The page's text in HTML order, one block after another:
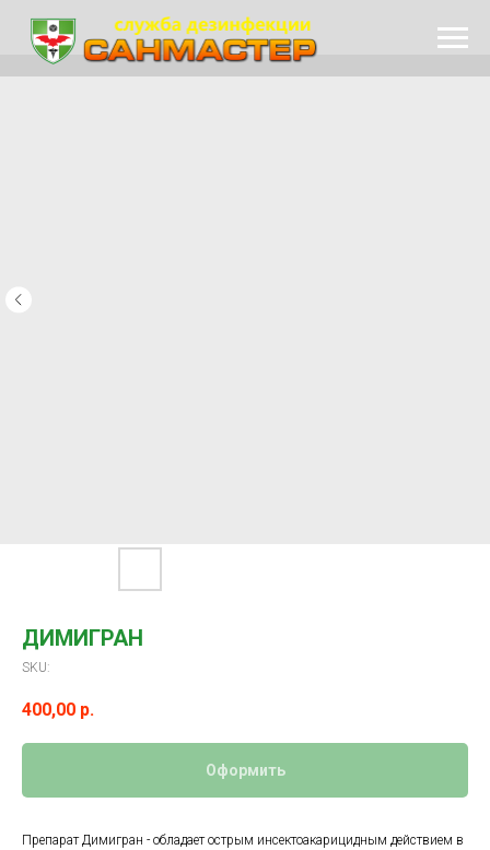
ДИМИГРАН
SKU:
400,00 р.
Оформить
Препарат Димигран - обладает острым инсектоакарицидным действием в